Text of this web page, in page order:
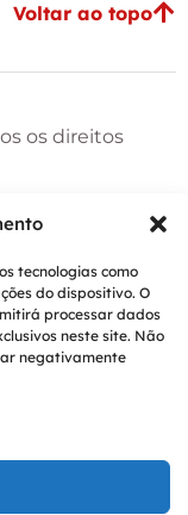
tecnologias como
do dispositivo. O
processar dados
neste site. Não
negativamente
Voltar ao topo
os direitos
UX Designer